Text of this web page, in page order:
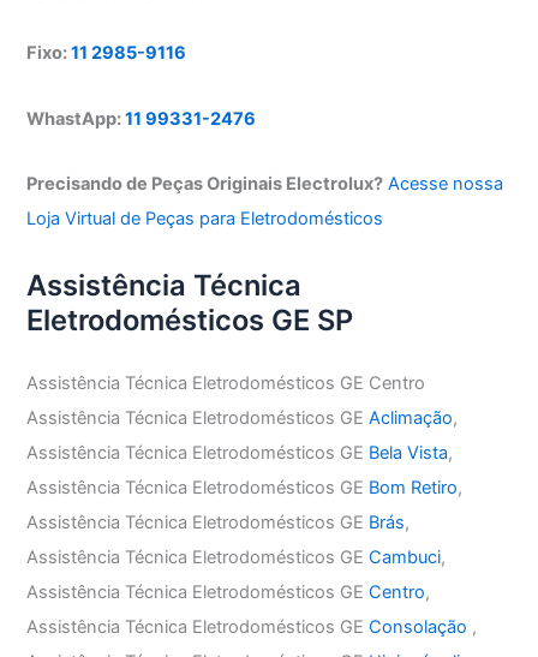
Fixo:11 2985-9116
WhastApp:11 99331-2476
Precisando de Peças Originais Electrolux? Acesse nossa
Loja Virtual de Peças para Eletrodomésticos
Assistência Técnica
Eletrodomésticos GE SP
Assistência Técnica Eletrodomésticos GE Centro
Assistência Técnica Eletrodomésticos GEAclimação,
Assistência Técnica Eletrodomésticos GE Bela Vista,
Assistência Técnica Eletrodomésticos GE Bom Retiro,
Assistência Técnica Eletrodomésticos GE Brás,
Assistência Técnica Eletrodomésticos GECambuci,
Assistência Técnica Eletrodomésticos GECentro,
Assistência Técnica Eletrodomésticos GEConsolação ,